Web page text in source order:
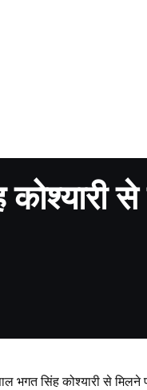
कोश्यारी
भगत सिंह कोश्यारी से मिलने